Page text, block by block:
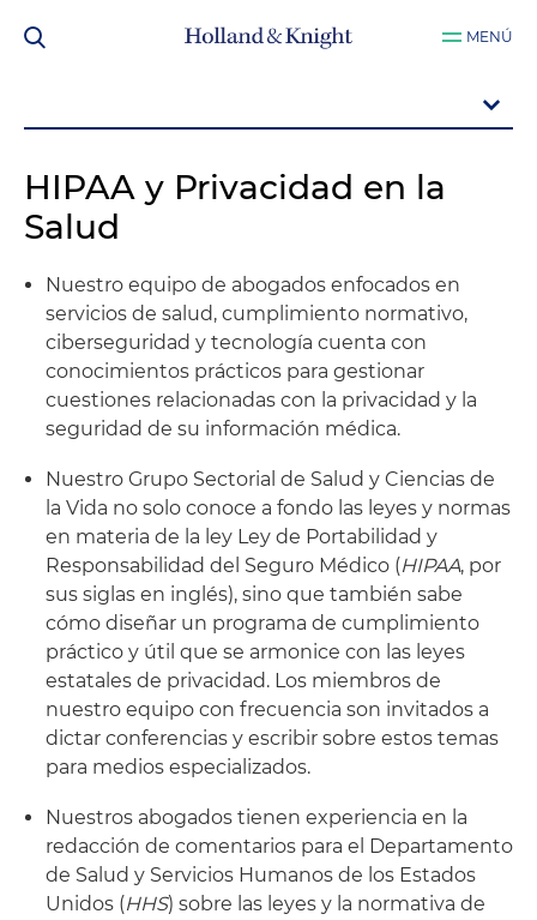
MENÚ
HIPAA y Privacidad en la
Salud
Nuestro equipo de abogados enfocados en
servicios de salud, cumplimiento normativo,
ciberseguridad y tecnología cuenta con
conocimientos prácticos para gestionar
cuestiones relacionadas con la privacidad y la
seguridad de su información médica.
Nuestro Grupo Sectorial de Salud y Ciencias de
la Vida no solo conoce a fondo las leyes y normas
en materia de la ley Ley de Portabilidad y
Responsabilidad del Seguro Médico (HIPAA, por
sus siglas en inglés), sino que también sabe
cómo diseñar un programa de cumplimiento
práctico y útil que se armonice con las leyes
estatales de privacidad. Los miembros de
nuestro equipo con frecuencia son invitados a
dictar conferencias y escribir sobre estos temas
para medios especializados.
Nuestros abogados tienen experiencia en la
redacción de comentarios para el Departamento
de Salud y Servicios Humanos de los Estados
Unidos (HHS) sobre las leyes y la normativa de